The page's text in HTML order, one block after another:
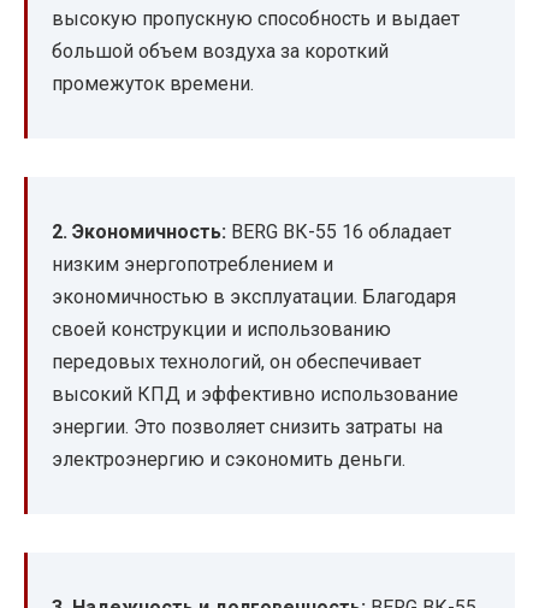
высокую пропускную способность и выдает
большой объем воздуха за короткий
промежуток времени.
2. Экономичность: BERG ВК-55 16 обладает
низким энергопотреблением и
экономичностью в эксплуатации. Благодаря
своей конструкции и использованию
передовых технологий, он обеспечивает
высокий КПД и эффективно использование
энергии. Это позволяет снизить затраты на
электроэнергию и сэкономить деньги.